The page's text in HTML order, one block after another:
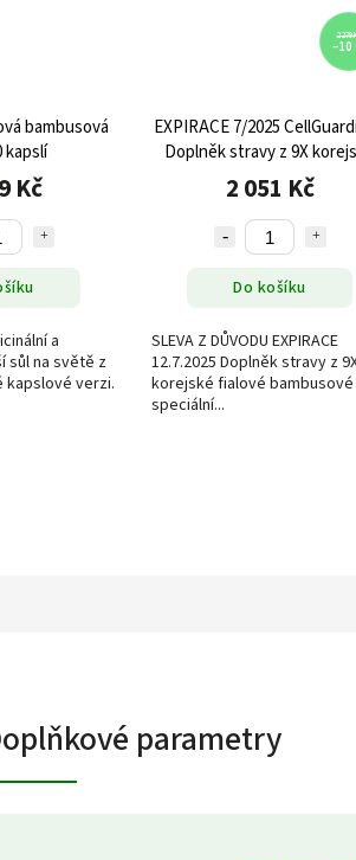
bambusová
kapslí
Kč
a
sůl na světě z
kapslové verzi.
2 279
–10
EXPIRACE 7/2025
Doplněk stravy z 9X
fialové bambusové soli, 30
tablet
2 051 Kč
Do košíku
SLEVA Z DŮVODU EXPIRACE
12.7.2025 Doplněk stravy z
korejské fialové
speciální...
parametry